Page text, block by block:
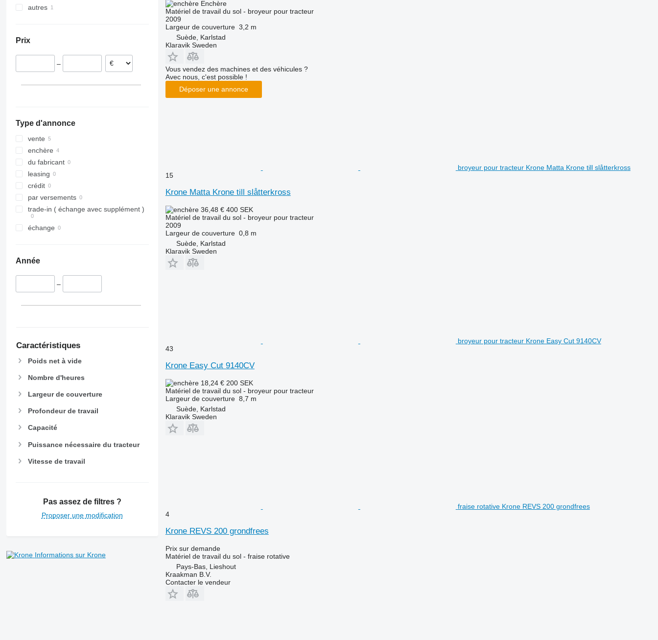
Vari-Master
RS
Kristall
VariDiamant
VariOpal
L-series
Super-Albatros
Suède
autres
Prix
–
Type d'annonce
vente
enchère
du fabricant
leasing
crédit
par versements
trade-in ( échange avec supplément )
échange
Année
–
Caractéristiques
Poids net à vide
Nombre d'heures
Largeur de couverture
Profondeur de travail
Capacité
Puissance nécessaire du tracteur
Vitesse de travail
Pas assez de filtres ?
Proposer une modification
Informations sur Krone
Enchère
Matériel de travail du sol - broyeur pour tracteur
2009
Largeur de couverture 3,2 m
Suède, Karlstad
Klaravik Sweden
Vous vendez des machines et des véhicules ?
Avec nous, c'est possible !
Déposer une annonce
broyeur pour tracteur Krone Matta Krone till slåtterkross
15
Krone Matta Krone till slåtterkross
36,48 € 400 SEK
Matériel de travail du sol - broyeur pour tracteur
2009
Largeur de couverture 0,8 m
Suède, Karlstad
Klaravik Sweden
broyeur pour tracteur Krone Easy Cut 9140CV
43
Krone Easy Cut 9140CV
18,24 € 200 SEK
Matériel de travail du sol - broyeur pour tracteur
Largeur de couverture 8,7 m
Suède, Karlstad
Klaravik Sweden
fraise rotative Krone REVS 200 grondfrees
4
Krone REVS 200 grondfrees
Prix sur demande
Matériel de travail du sol - fraise rotative
Pays-Bas, Lieshout
Kraakman B.V.
Contacter le vendeur